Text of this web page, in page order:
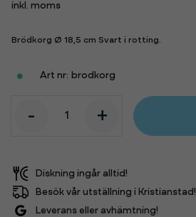
inkl. moms
Brödkorg Ø 18,5 cm Svart i rotting.
brodkorg
- +
Diskning ingår alltid!
Besök vår utställning i Kristianstad!
Leverans eller avhämtning!